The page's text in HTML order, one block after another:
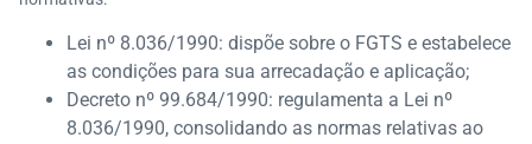
Lei nº 8.036/1990: dispõe sobre o FGTS e estabelece
as condições para sua arrecadação e aplicação;
Decreto nº 99.684/1990: regulamenta a Lei nº
8.036/1990, consolidando as normas relativas ao